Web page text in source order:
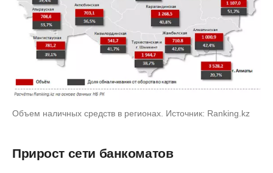
Объем наличных средств в регионах. Источник: Ranking.kz
Прирост сети банкоматов